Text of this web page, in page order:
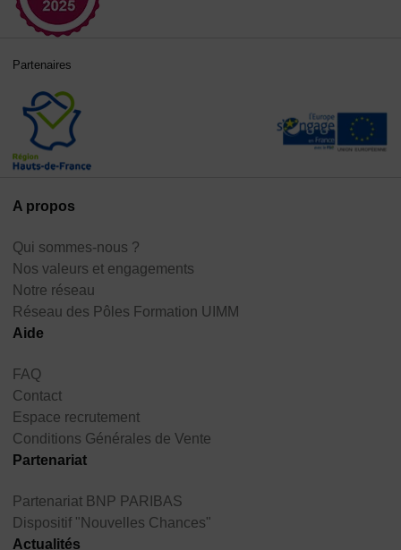
A propos
Qui sommes-nous ?
Nos valeurs et engagements
Notre réseau
Réseau des Pôles Formation UIMM
Aide
FAQ
Contact
Espace recrutement
Conditions Générales de Vente
Partenariat
Partenariat BNP PARIBAS
Dispositif "Nouvelles Chances"
Actualités
Partenaires